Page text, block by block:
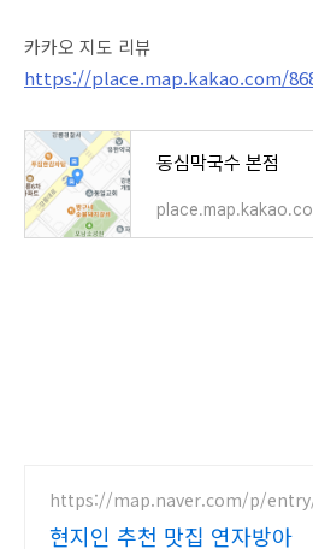
카카오 지도 리뷰
https://place.map.kakao.com/
동심막국수 본점
https://map.naver.com/p/
현지인 추천 맛집 연자방아